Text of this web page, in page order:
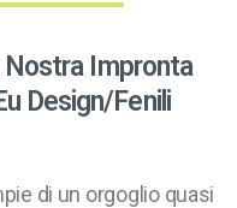
Nostra Impronta
Design/Fenili
di un orgoglio quasi